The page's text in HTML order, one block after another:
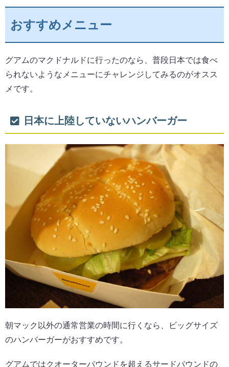
おすすめメニュー
グアムのマクドナルドに行ったのなら、普段日本では食べ
られないようなメニューにチャレンジしてみるのがオスス
メです。
日本に上陸していないハンバーガー
朝マック以外の通常営業の時間に行くなら、ビッグサイズ
のハンバーガーがおすすめです。
グアムではクオーターパウンドを超えるサードパウンドの